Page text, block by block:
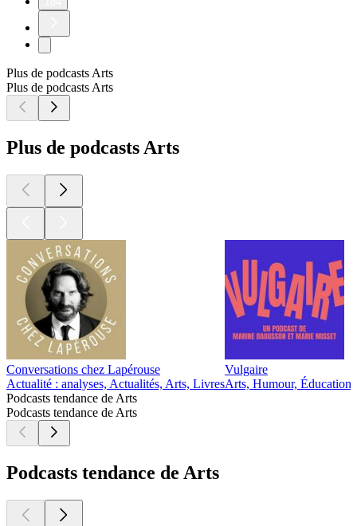
Plus de podcasts Arts
Plus de podcasts Arts
Plus de podcasts Arts
Conversations chez Lapérouse
Actualité : analyses, Actualités, Arts, Livres
Vulgaire
Arts, Humour, Éducation
Podcasts tendance de Arts
Podcasts tendance de Arts
Podcasts tendance de Arts